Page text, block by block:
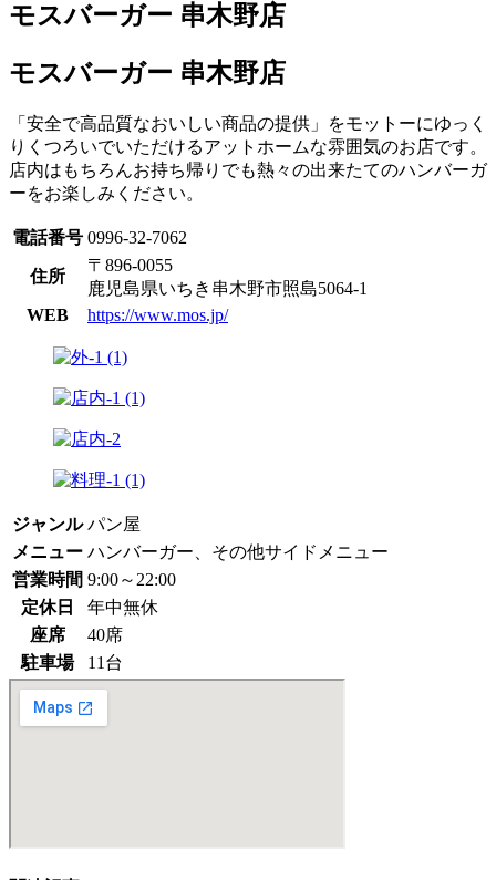
モスバーガー 串木野店
モスバーガー 串木野店
「安全で高品質なおいしい商品の提供」をモットーにゆっく
りくつろいでいただけるアットホームな雰囲気のお店です。
店内はもちろんお持ち帰りでも熱々の出来たてのハンバーガ
ーをお楽しみください。
電話番号 0996-32-7062
住所
〒896-0055
鹿児島県いちき串木野市照島5064-1
WEB
https://www.mos.jp/
ジャンル パン屋
メニュー ハンバーガー、その他サイドメニュー
営業時間 9:00～22:00
定休日
年中無休
座席
40席
駐車場
11台